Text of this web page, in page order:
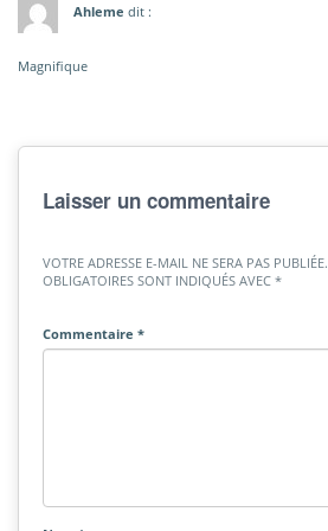
Ahleme dit :
Magnifique
Laisser un commentaire
VOTRE ADRESSE E-MAIL NE SERA PAS PUBLIÉE.
OBLIGATOIRES SONT INDIQUÉS AVEC *
Commentaire *